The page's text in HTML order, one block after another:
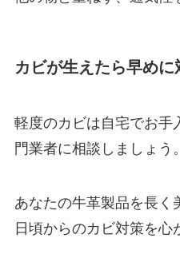
カビが生えたら早めに
軽度のカビは自宅でお手
門業者に相談しましょう。
あなたの牛革製品を長く
日頃からのカビ対策を心